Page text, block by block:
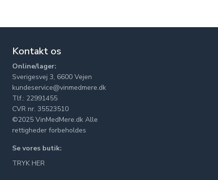
Kontakt os
Online/lager:
Sverigesvej 3, 6600 Vejen
kundeservice@vinmedmere.dk
Tlf.: 22991455
CVR nr. 35523510
©2025 VinMedMere.dk Alle
rettigheder forbeholdes
Se vores butik:
TRYK HER